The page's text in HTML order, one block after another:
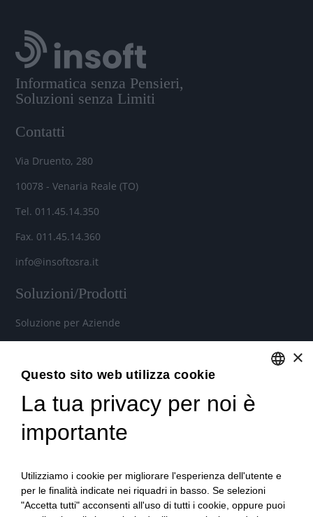
Informatica senza Pensieri,
Soluzioni senza Limiti
Contatti
Via Druento, 280
10078 - Venaria Reale (TO)
Tel. 011.45.14.350
Fax. 011.45.14.360
info@insoftosra.it
Soluzioni/Prodotti
Soluzione per Aziende
Soluzione per Consulenti
Servizi
Industria 4.0
Soluzioni in Cloud per aziende, commercialisti e consulenti
del lavoro
Formazione qualificata
×
Questo sito web utilizza cookie
La tua privacy per noi è
importante
Utilizziamo i cookie per migliorare l'esperienza dell'utente e
per le finalità indicate nei riquadri in basso. Se selezioni
"Accetta tutti" acconsenti all'uso di tutti i cookie, oppure puoi